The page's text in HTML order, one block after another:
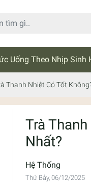
Uống Theo Nhịp Sinh
Thanh Nhiệt Có Tốt
Trà
Nhất?
Hệ Thống
Thứ Bảy, 06/12/2025